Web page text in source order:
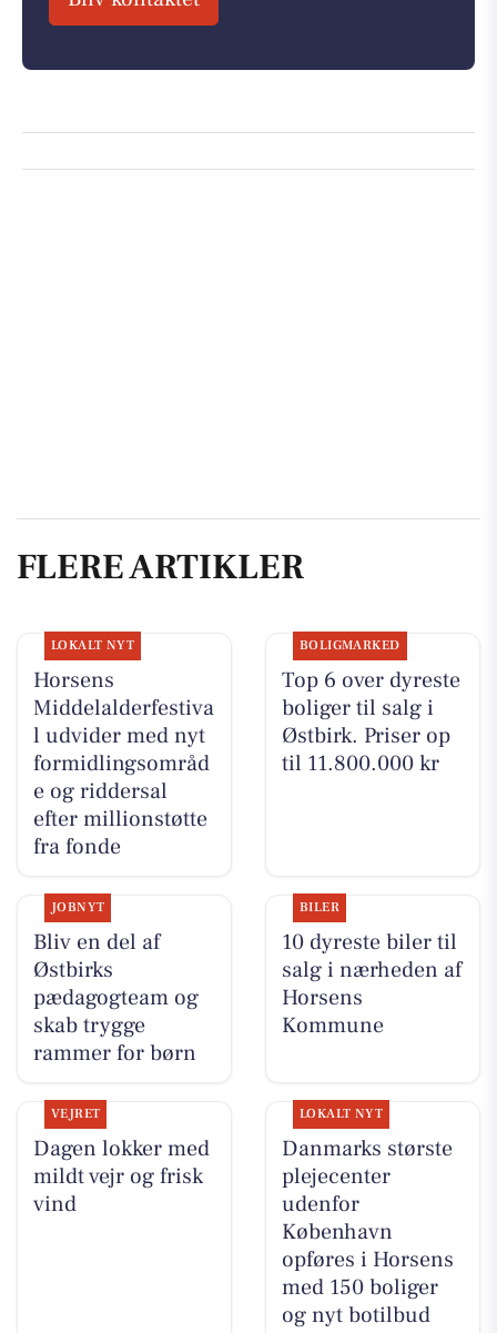
FLERE ARTIKLER
LOKALT NYT
Horsens
Middelalderfestiva
l udvider med nyt
formidlingsområd
e og riddersal
efter millionstøtte
fra fonde
BOLIGMARKED
Top 6 over dyreste
boliger til salg i
Østbirk. Priser op
til 11.800.000 kr
JOBNYT
Bliv en del af
Østbirks
pædagogteam og
skab trygge
rammer for børn
BILER
10 dyreste biler til
salg i nærheden af
Horsens
Kommune
VEJRET
Dagen lokker med
mildt vejr og frisk
vind
LOKALT NYT
Danmarks største
plejecenter
udenfor
København
opføres i Horsens
med 150 boliger
og nyt botilbud